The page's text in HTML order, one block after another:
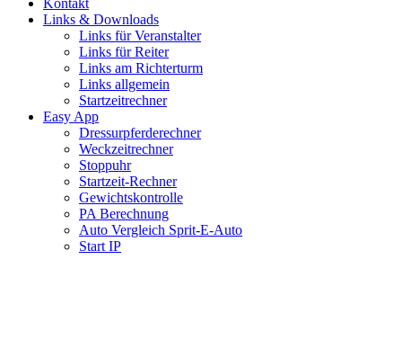
Kontakt
Links & Downloads
Links für Veranstalter
Links für Reiter
Links am Richterturm
Links allgemein
Startzeitrechner
Easy App
Dressurpferderechner
Weckzeitrechner
Stoppuhr
Startzeit-Rechner
Gewichtskontrolle
PA Berechnung
Auto Vergleich Sprit-E-Auto
Start IP